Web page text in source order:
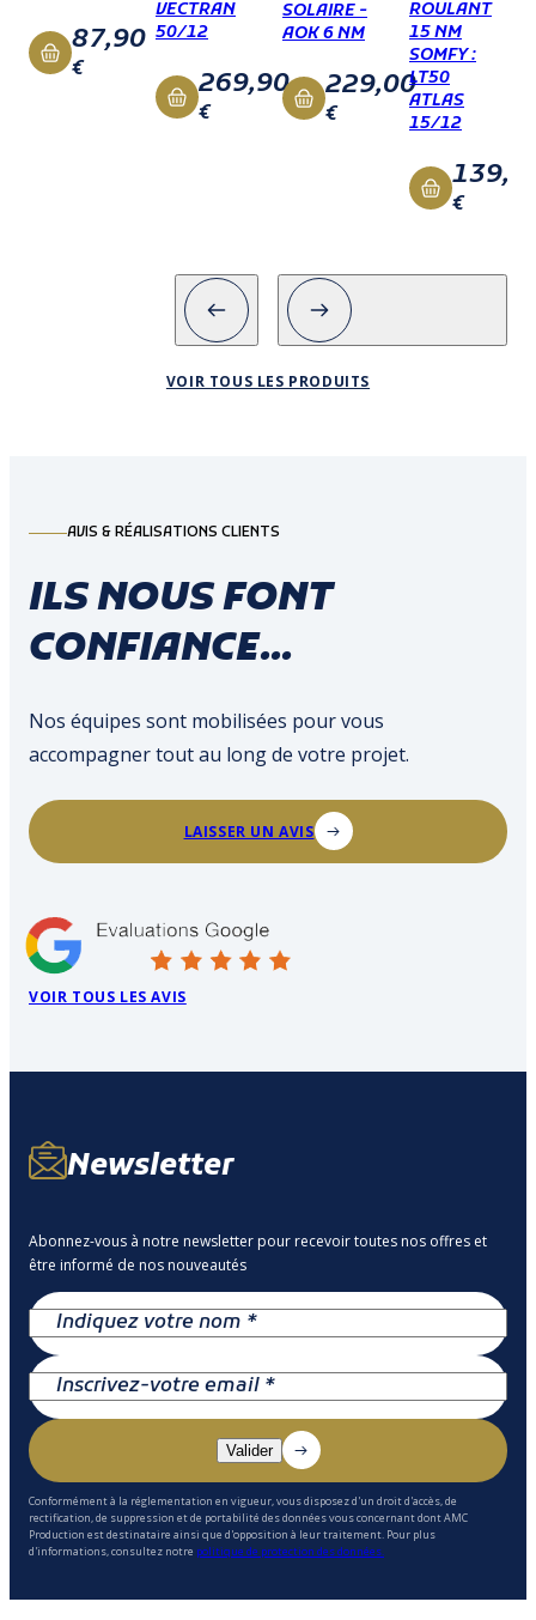
87,90
€
VECTRAN
50/12
269,90
€
SOLAIRE -
AOK 6 NM
229,00
€
ROULANT
15 NM
SOMFY :
LT50
ATLAS
15/12
€
VOIR TOUS LES PRODUITS
AVIS & RÉALISATIONS CLIENTS
ILS NOUS FONT
CONFIANCE...
Nos équipes sont mobilisées pour vous
accompagner tout au long de votre projet.
LAISSER UN AVIS
VOIR TOUS LES AVIS
Newsletter
Abonnez-vous à notre newsletter pour recevoir toutes nos offres et
être informé de nos nouveautés
Conformément à la réglementation en vigueur, vous disposez d'un droit d'accès, de
rectification, de suppression et de portabilité des données vous concernant dont AMC
Production est destinataire ainsi que d'opposition à leur traitement. Pour plus
d'informations, consultez notre politique de protection des données.